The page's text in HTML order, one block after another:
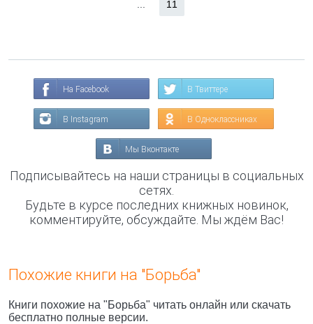
11
На Facebook В Твиттере
В Instagram В Одноклассниках
Мы Вконтакте
Подписывайтесь на наши страницы в социальных
сетях.
Будьте в курсе последних книжных новинок,
комментируйте, обсуждайте. Мы ждём Вас!
Похожие книги на "Борьба"
Книги похожие на "Борьба" читать онлайн или скачать
бесплатно полные версии.